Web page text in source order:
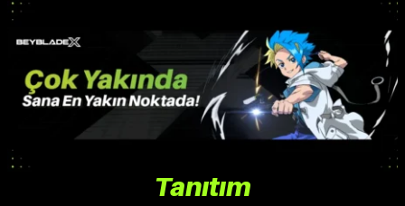
Tanıtım